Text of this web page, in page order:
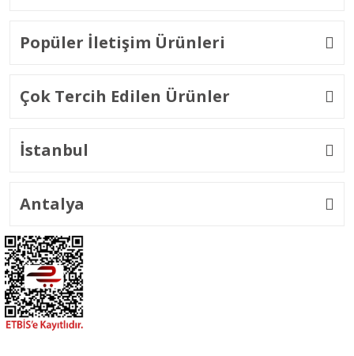
Popüler İletişim Ürünleri
Çok Tercih Edilen Ürünler
İstanbul
Antalya